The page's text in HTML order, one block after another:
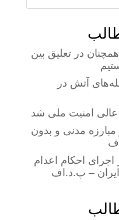
در تعلیق بین
آتش در
امنیت ملی شد
مدنی و بدون
احکام اعدام
ایران – پ.د.اف